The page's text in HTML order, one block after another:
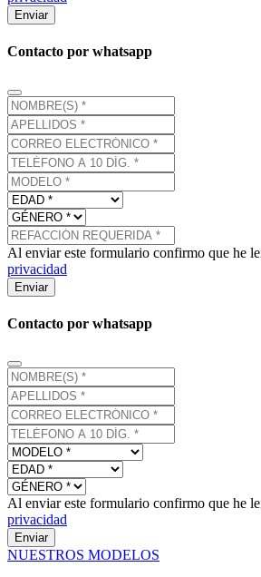
Enviar
Contacto por whatsapp
Al enviar este formulario confirmo que he
privacidad
Enviar
Contacto por whatsapp
Al enviar este formulario confirmo que he
privacidad
Enviar
NUESTROS MODELOS